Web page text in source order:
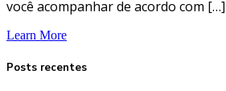
você acompanhar de acordo com […]
Learn More
Posts recentes